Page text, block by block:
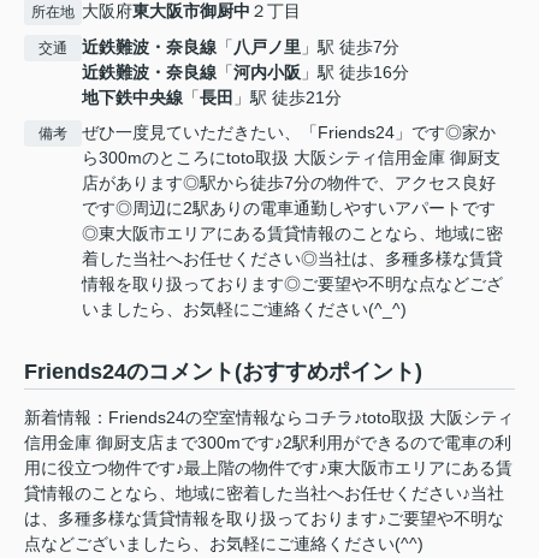
所在地 大阪府東大阪市御厨中 ２丁目
交通 近鉄難波・奈良線 「八戸ノ里 」駅 徒歩7分
近鉄難波・奈良線 「河内小阪 」駅 徒歩16分
地下鉄中央線 「長田 」駅 徒歩21分
備考
ぜひ一度見ていただきたい、「Friends24」です◎家か
ら300mのところにtoto取扱 大阪シティ信用金庫 御厨支
店があります◎駅から徒歩7分の物件で、アクセス良好
です◎周辺に2駅ありの電車通勤しやすいアパートです
◎東大阪市エリアにある賃貸情報のことなら、地域に密
着した当社へお任せください◎当社は、多種多様な賃貸
情報を取り扱っております◎ご要望や不明な点などござ
いましたら、お気軽にご連絡ください(^_^)
Friends24のコメント(おすすめポイント)
新着情報：Friends24の空室情報ならコチラ♪toto取扱 大阪シティ
信用金庫 御厨支店まで300mです♪2駅利用ができるので電車の利
用に役立つ物件です♪最上階の物件です♪東大阪市エリアにある賃
貸情報のことなら、地域に密着した当社へお任せください♪当社
は、多種多様な賃貸情報を取り扱っております♪ご要望や不明な
点などございましたら、お気軽にご連絡ください(^^)